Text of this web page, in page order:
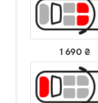
1 690 ₴